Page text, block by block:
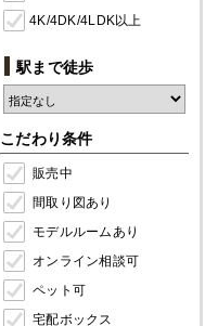
4K/4DK/4LDK以上
駅まで徒歩
こだわり条件
販売中
間取り図あり
モデルルームあり
オンライン相談可
ペット可
宅配ボックス